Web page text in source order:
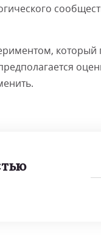
который